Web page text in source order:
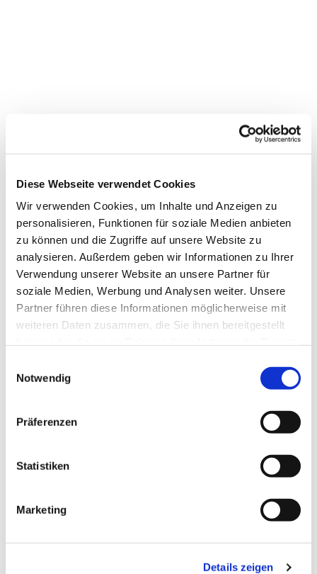
Diese Webseite verwendet Cookies
Wir verwenden Cookies, um Inhalte und Anzeigen zu
personalisieren, Funktionen für soziale Medien anbieten
zu können und die Zugriffe auf unsere Website zu
analysieren. Außerdem geben wir Informationen zu Ihrer
Verwendung unserer Website an unsere Partner für
soziale Medien, Werbung und Analysen weiter. Unsere
Partner führen diese Informationen möglicherweise mit
weiteren Daten zusammen, die Sie ihnen bereitgestellt
Notwendig
Präferenzen
Statistiken
Marketing
Details zeigen
Dies könnte Sie auch
interessieren